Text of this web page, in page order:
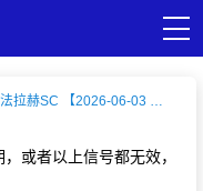
法希尔 VS AL法拉赫SC 【2026-06-03 00:30:00】
或者以上信号都无效，